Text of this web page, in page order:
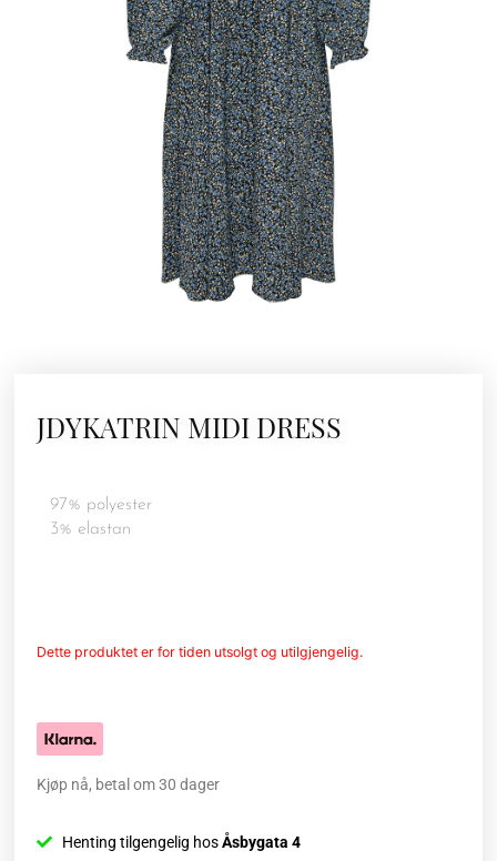
JDYKATRIN MIDI DRESS
97% polyester
3% elastan
Dette produktet er for tiden utsolgt og utilgjengelig.
Kjøp nå, betal om 30 dager
Henting tilgengelig hosÅsbygata 4